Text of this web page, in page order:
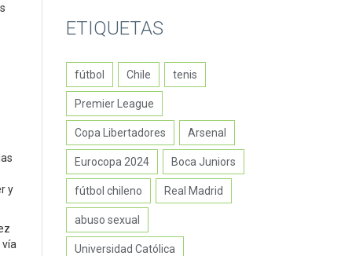
y
ETIQUETAS
fútbol Chile tenis
Premier League
Copa Libertadores Arsenal
Eurocopa 2024 Boca Juniors
fútbol chileno Real Madrid
abuso sexual
Universidad Católica